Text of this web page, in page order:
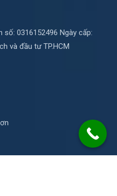
số: 0316152496 Ngày cấp:
và đầu tư TP.HCM